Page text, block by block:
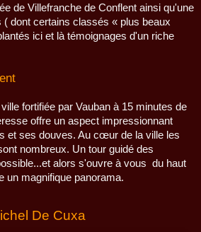
de Villefranche de Conflent ainsi qu'une
( dont certains classés « plus beaux
ici et là témoignages d'un riche
fortifiée par Vauban à 15 minutes de
offre un aspect impressionnant
et ses douves. Au cœur de la ville les
nombreux. Un tour guidé des
alors s'ouvre à vous du haut
un magnifique panorama.
De Cuxa